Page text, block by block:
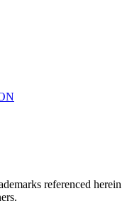
referenced herein